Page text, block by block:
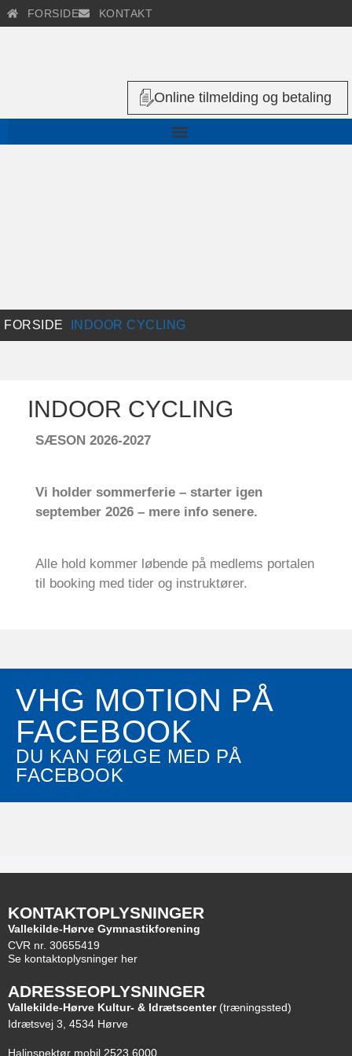
FORSIDE KONTAKT
Online tilmelding og betaling
FORSIDE INDOOR CYCLING
INDOOR CYCLING
SÆSON 2026-2027
Vi holder sommerferie – starter igen
september 2026 – mere info senere.
Alle hold kommer løbende på medlems portalen
til booking med tider og instruktører.
VHG MOTION PÅ
FACEBOOK
DU KAN FØLGE MED PÅ
FACEBOOK
KONTAKTOPLYSNINGER
Vallekilde-Hørve Gymnastikforening
CVR nr. 30655419
Se kontaktoplysninger her
ADRESSEOPLYSNINGER
Vallekilde-Hørve Kultur- & Idrætscenter(træningssted)
Idrætsvej 3, 4534 Hørve
Halinspektør mobil 2523 6000